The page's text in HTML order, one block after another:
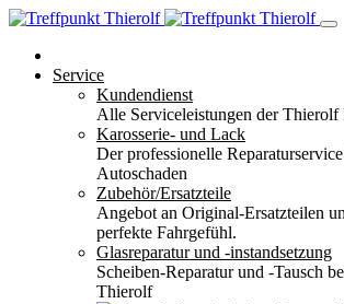
Service
Kundendienst
Alle Serviceleistungen der Thierolf
Karosserie- und Lack
Der professionelle
Autoschaden
Zubehör/Ersatzteile
Angebot an Original-Ersatzteilen
perfekte Fahrgefühl.
Glasreparatur und -instandsetzung
Scheiben-Reparatur und -Tausch
Thierolf